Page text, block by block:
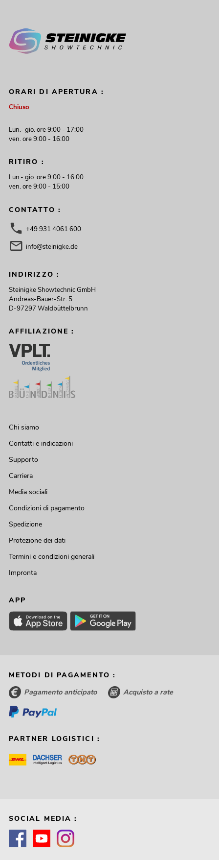
ORARI DI APERTURA :
Chiuso
Lun.- gio. ore 9:00 - 17:00
ven. ore 9:00 - 16:00
RITIRO :
Lun.- gio. ore 9:00 - 16:00
ven. ore 9:00 - 15:00
CONTATTO :
+49 931 4061 600
info@steinigke.de
INDIRIZZO :
Steinigke Showtechnic GmbH
Andreas-Bauer-Str. 5
D-97297 Waldbüttelbrunn
AFFILIAZIONE :
Chi siamo
Contatti e indicazioni
Supporto
Carriera
Media sociali
Condizioni di pagamento
Spedizione
Protezione dei dati
Termini e condizioni generali
Impronta
APP
METODI DI PAGAMENTO :
Pagamento anticipato Acquisto a rate
PARTNER LOGISTICI :
SOCIAL MEDIA :